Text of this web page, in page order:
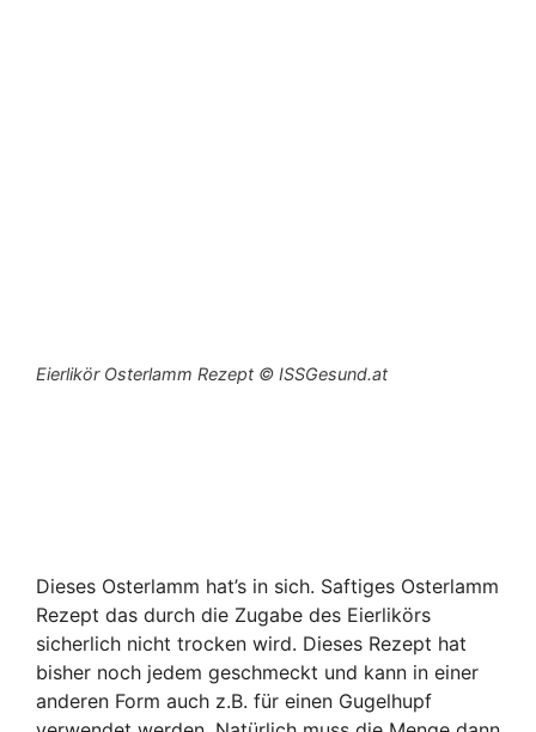
Eierlikör Osterlamm Rezept © ISSGesund.at
Dieses Osterlamm hat’s in sich. Saftiges Osterlamm
Rezept das durch die Zugabe des Eierlikörs
sicherlich nicht trocken wird. Dieses Rezept hat
bisher noch jedem geschmeckt und kann in einer
anderen Form auch z.B. für einen Gugelhupf